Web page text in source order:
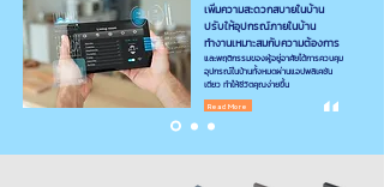
SMART COMFORT
Comfort
เพิ่มความสะดวกสบายในบ้าน
ปรับให้อุปกรณ์ภายในบ้าน
ทำงานเหมาะสมกับความต้องการ
และพฤติกรรมของผู้อยู่อาศัยได้การควบคุม
อุปกรณ์ในบ้านทั้งหมดผ่านแอปพลิเคชัน
เดียว ทำให้ชีวิตคุณง่ายขึ้น
Read More